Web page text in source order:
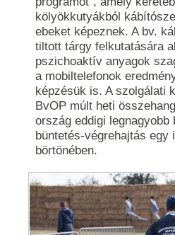
kölyökkutyákból
ebeket képeznek. A bv.
tiltott tárgy felkutatására
pszichoaktív anyagok
a mobiltelefonok
képzésük is. A szolgálati
BvOP múlt heti
ország eddigi
büntetés-végrehajtás egy
börtönében.